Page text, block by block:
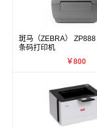
斑马（ZEBRA）
条码打印机
￥800